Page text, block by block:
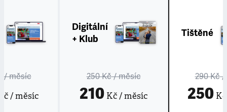
/ měsíc
/ měsíc
Digitální
+ Klub
250 Kč/ měsíc
210 Kč / měsíc
Tištěné
290 Kč/
250Kč